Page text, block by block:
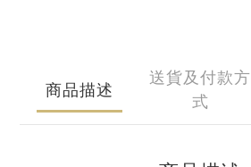
商品描述
送貨及付款方
式